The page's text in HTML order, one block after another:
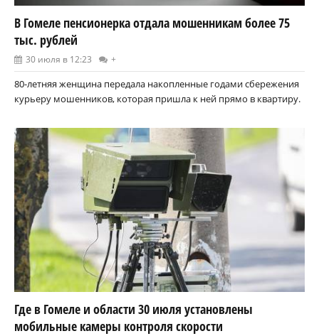
В Гомеле пенсионерка отдала мошенникам более 75
тыс. рублей
30 июля в 12:23 +
80-летняя женщина передала накопленные годами сбережения
курьеру мошенников, которая пришла к ней прямо в квартиру.
Где в Гомеле и области 30 июля установлены
мобильные камеры контроля скорости